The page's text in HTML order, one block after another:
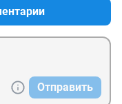
Отправить